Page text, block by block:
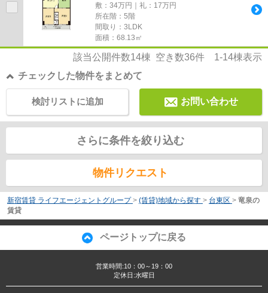
敷：34万円｜礼：17万円
所在階：5階
間取り：3LDK
面積：68.13㎡
該当公開件数14棟 空き数36件 1-14棟表示
チェックした物件をまとめて
お問い合わせ
検討リストに追加
さらに条件を絞り込む
物件リクエスト
新宿賃貸 ライフエージェントグループ > (賃貸)地域から探す > 台東区 > 竜泉の
賃貸
ページトップに戻る
営業時間:10：00～19：00
定休日:水曜日